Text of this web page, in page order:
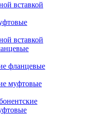
вставкой
вставкой
фланцевые
муфтовые